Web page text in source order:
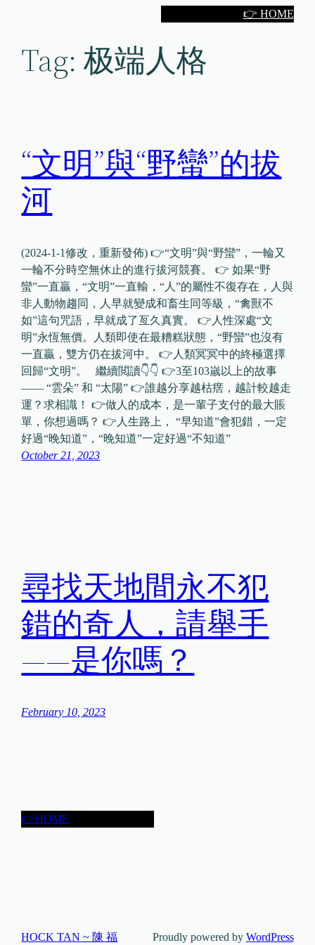
👉 HOME
Tag:极端人格
“文明”與“野蠻”的拔
河
(2024-1-1修改，重新發佈) 👉“文明”與“野蠻”，一輪又
一輪不分時空無休止的進行拔河競賽。 👉 如果“野
蠻”一直贏，“文明”一直輸，“人”的屬性不復存在，人與
非人動物趨同，人早就變成和畜生同等級，“禽獸不
如”這句咒語，早就成了亙久真實。 👉人性深處“文
明”永恆無價。人類即使在最糟糕狀態，“野蠻”也沒有
一直贏，雙方仍在拔河中。 👉人類冥冥中的終極選擇
回歸“文明”。 繼續閲讀👇👇 👉3至103嵗以上的故事
—— “雲朵” 和 “太陽” 👉誰越分享越枯瘔，越計較越走
運？求相識！ 👉做人的成本，是一輩子支付的最大賬
單，你想過嗎？ 👉人生路上， “早知道”會犯錯，一定
好過“晚知道”，“晚知道”一定好過“不知道”
October 21, 2023
尋找天地間永不犯
錯的奇人，請舉手
——是你嗎？
February 10, 2023
👉HOME
HOCK TAN ~ 陳 福 Proudly powered by WordPress